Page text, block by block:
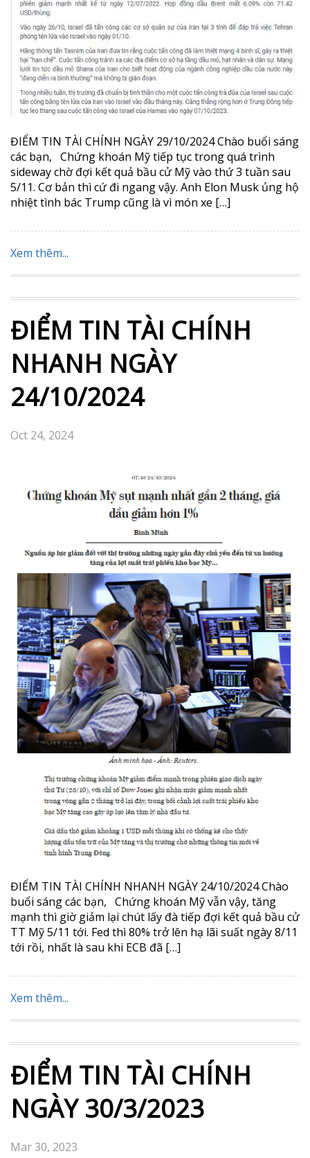
ĐIỂM TIN TÀI CHÍNH NGÀY 29/10/2024 Chào buổi sáng
các bạn, Chứng khoán Mỹ tiếp tục trong quá trình
sideway chờ đợi kết quả bầu cử Mỹ vào thứ 3 tuần sau
5/11. Cơ bản thì cứ đi ngang vậy. Anh Elon Musk ủng hộ
nhiệt tình bác Trump cũng là vì món xe […]
Xem thêm...
ĐIỂM TIN TÀI CHÍNH
NHANH NGÀY
24/10/2024
Oct 24, 2024
ĐIỂM TIN TÀI CHÍNH NHANH NGÀY 24/10/2024 Chào
buổi sáng các bạn, Chứng khoán Mỹ vẫn vậy, tăng
mạnh thì giờ giảm lại chút lấy đà tiếp đợi kết quả bầu cử
TT Mỹ 5/11 tới. Fed thì 80% trở lên hạ lãi suất ngày 8/11
tới rồi, nhất là sau khi ECB đã […]
Xem thêm...
ĐIỂM TIN TÀI CHÍNH
NGÀY 30/3/2023
Mar 30, 2023